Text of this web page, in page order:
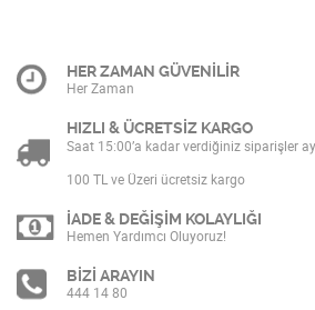
HER ZAMAN GÜVENİLİR
Her Zaman
HIZLI & ÜCRETSİZ KARGO
Saat 15:00’a kadar verdiğiniz siparişler
100 TL ve Üzeri ücretsiz kargo
İADE & DEĞİŞİM KOLAYLIĞI
Hemen Yardımcı Oluyoruz!
BİZİ ARAYIN
444 14 80